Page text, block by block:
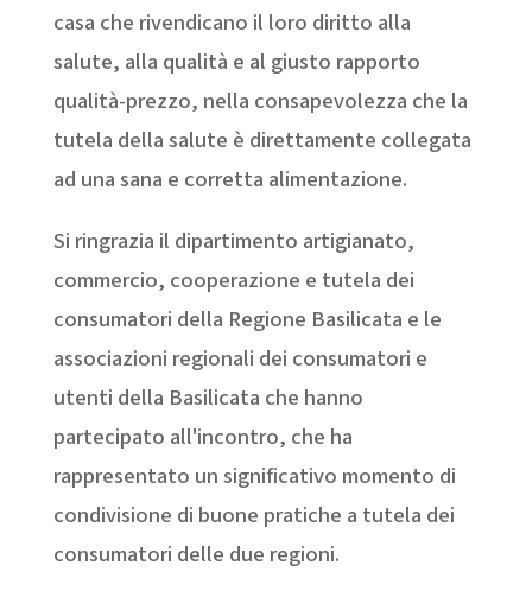
casa che rivendicano il loro diritto alla
salute, alla qualità e al giusto rapporto
qualità-prezzo, nella consapevolezza che la
tutela della salute è direttamente collegata
ad una sana e corretta alimentazione.
Si ringrazia il dipartimento artigianato,
commercio, cooperazione e tutela dei
consumatori della Regione Basilicata e le
associazioni regionali dei consumatori e
utenti della Basilicata che hanno
partecipato all'incontro, che ha
rappresentato un significativo momento di
condivisione di buone pratiche a tutela dei
consumatori delle due regioni.